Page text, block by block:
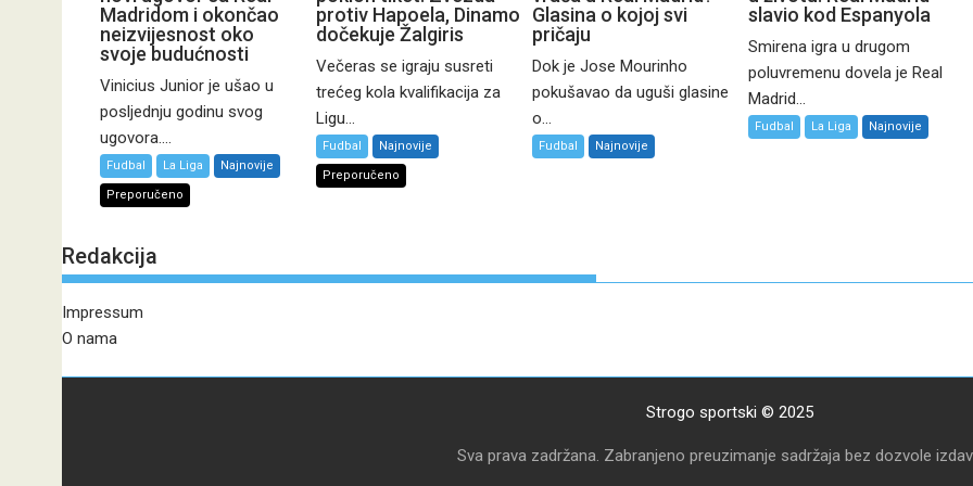
Madridom i okončao
neizvijesnost oko
svoje budućnosti
Vinicius Junior je ušao u
posljednju godinu svog
ugovora....
Fudbal La Liga Najnovije
Preporučeno
protiv Hapoela, Dinamo
dočekuje Žalgiris
Večeras se igraju susreti
trećeg kola kvalifikacija za
Ligu...
Fudbal Najnovije
Preporučeno
Glasina o kojoj svi
pričaju
Dok je Jose Mourinho
pokušavao da uguši glasine
o...
Fudbal Najnovije
slavio kod Espanyola
Smirena igra u drugom
poluvremenu dovela je Real
Madrid...
Fudbal La Liga Najnovije
Redakcija
Impressum
O nama
Strogo sportski © 2025
Sva prava zadržana. Zabranjeno preuzimanje sadržaja bez dozvole